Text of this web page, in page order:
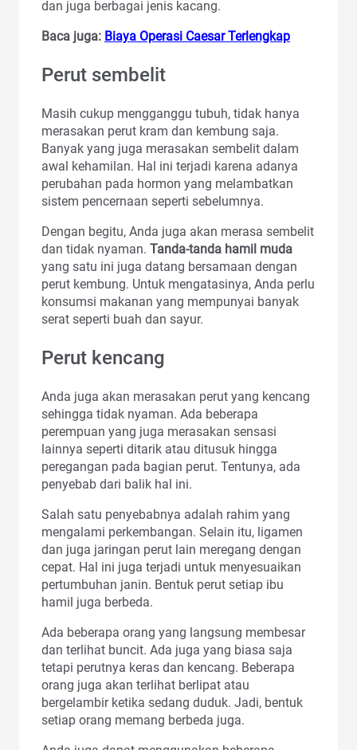
dan juga berbagai jenis kacang.
Baca juga: Biaya Operasi Caesar Terlengkap
Perut sembelit
Masih cukup mengganggu tubuh, tidak hanya
merasakan perut kram dan kembung saja.
Banyak yang juga merasakan sembelit dalam
awal kehamilan. Hal ini terjadi karena adanya
perubahan pada hormon yang melambatkan
sistem pencernaan seperti sebelumnya.
Dengan begitu, Anda juga akan merasa sembelit
dan tidak nyaman. Tanda-tanda hamil muda
yang satu ini juga datang bersamaan dengan
perut kembung. Untuk mengatasinya, Anda perlu
konsumsi makanan yang mempunyai banyak
serat seperti buah dan sayur.
Perut kencang
Anda juga akan merasakan perut yang kencang
sehingga tidak nyaman. Ada beberapa
perempuan yang juga merasakan sensasi
lainnya seperti ditarik atau ditusuk hingga
peregangan pada bagian perut. Tentunya, ada
penyebab dari balik hal ini.
Salah satu penyebabnya adalah rahim yang
mengalami perkembangan. Selain itu, ligamen
dan juga jaringan perut lain meregang dengan
cepat. Hal ini juga terjadi untuk menyesuaikan
pertumbuhan janin. Bentuk perut setiap ibu
hamil juga berbeda.
Ada beberapa orang yang langsung membesar
dan terlihat buncit. Ada juga yang biasa saja
tetapi perutnya keras dan kencang. Beberapa
orang juga akan terlihat berlipat atau
bergelambir ketika sedang duduk. Jadi, bentuk
setiap orang memang berbeda juga.